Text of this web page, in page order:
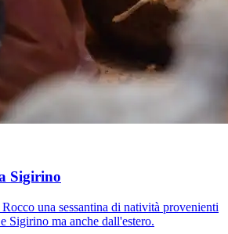
Sigirino
una sessantina di natività provenienti
Sigirino ma anche dall'estero.